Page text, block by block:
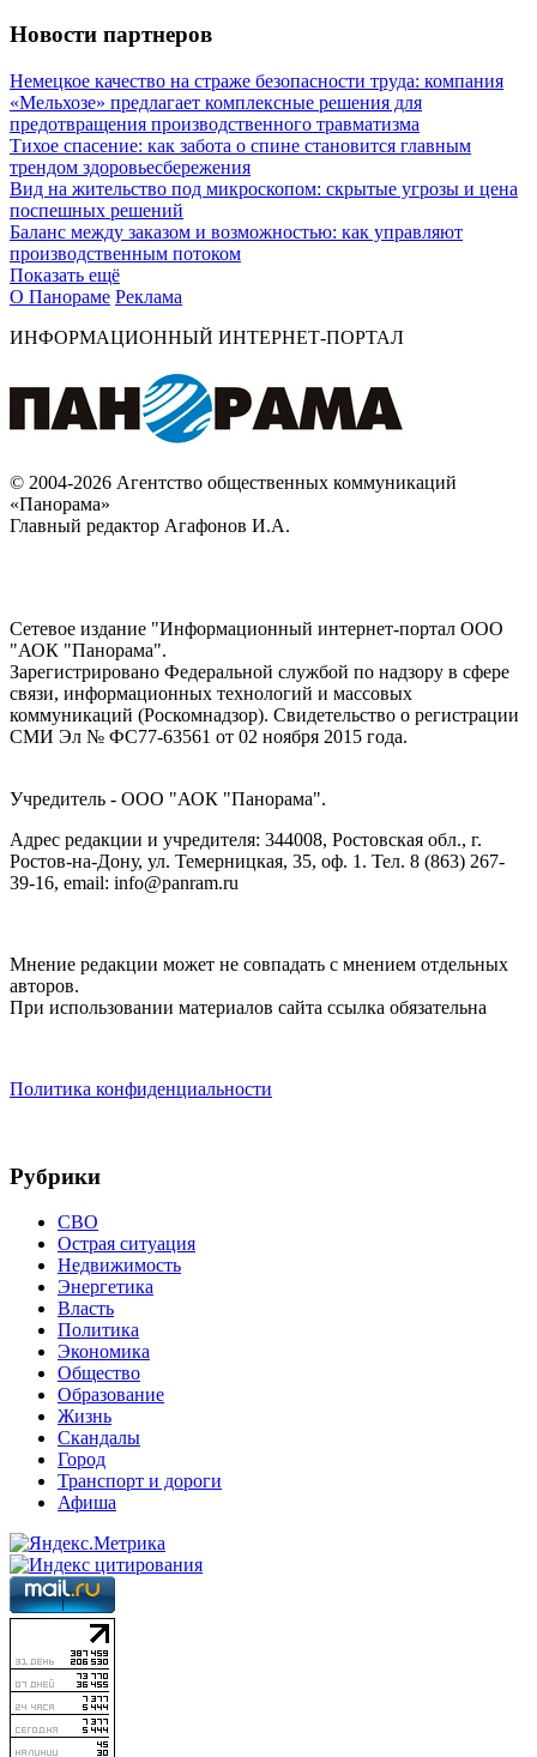
Новости партнеров
Немецкое качество на страже безопасности труда: компания
«Мельхозе» предлагает комплексные решения для
предотвращения производственного травматизма
Тихое спасение: как забота о спине становится главным
трендом здоровьесбережения
Вид на жительство под микроскопом: скрытые угрозы и цена
поспешных решений
Баланс между заказом и возможностью: как управляют
производственным потоком
Показать ещё
О Панораме Реклама
ИНФОРМАЦИОННЫЙ ИНТЕРНЕТ-ПОРТАЛ
© 2004-2026 Агентство общественных коммуникаций
«Панорама»
Главный редактор Агафонов И.А.
Сетевое издание "Информационный интернет-портал ООО
"АОК "Панорама".
Зарегистрировано Федеральной службой по надзору в сфере
связи, информационных технологий и массовых
коммуникаций (Роскомнадзор). Cвидетельство о регистрации
СМИ Эл № ФС77-63561 от 02 ноября 2015 года.
Учредитель - ООО "АОК "Панорама".
Адрес редакции и учредителя: 344008, Ростовская обл., г.
Ростов-на-Дону, ул. Темерницкая, 35, оф. 1. Тел. 8 (863) 267-
39-16, email: info@panram.ru
Мнение редакции может не совпадать с мнением отдельных
авторов.
При использовании материалов сайта ссылка обязательна
Политика конфиденциальности
Рубрики
СВО
Острая ситуация
Недвижимость
Энергетика
Власть
Политика
Экономика
Общество
Образование
Жизнь
Скандалы
Город
Транспорт и дороги
Афиша